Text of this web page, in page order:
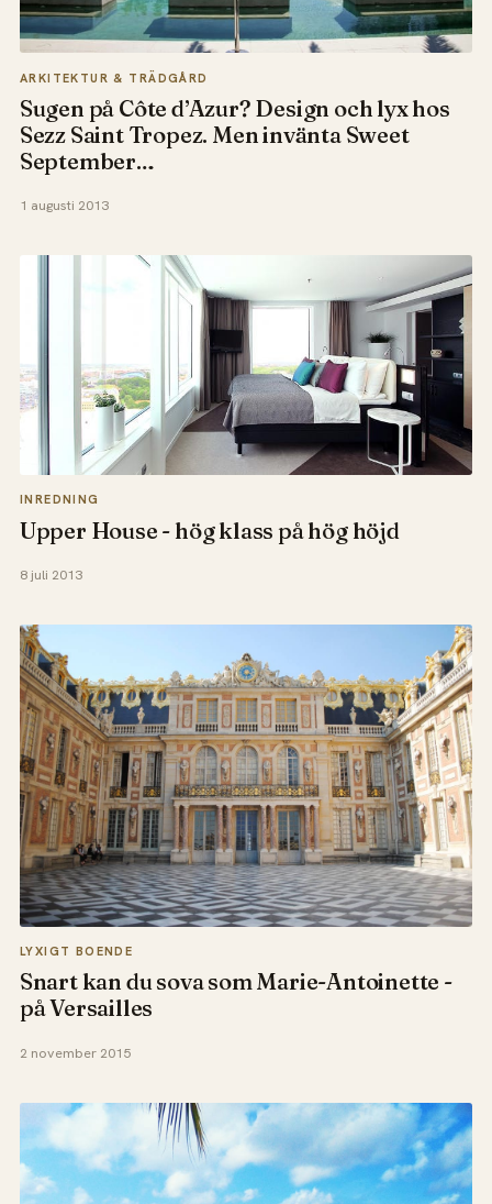
ARKITEKTUR & TRÄDGÅRD
Sugen på Côte d’Azur? Design och lyx hos
Sezz Saint Tropez. Men invänta Sweet
September…
1 augusti 2013
INREDNING
Upper House - hög klass på hög höjd
8 juli 2013
LYXIGT BOENDE
Snart kan du sova som Marie-Antoinette -
på Versailles
2 november 2015